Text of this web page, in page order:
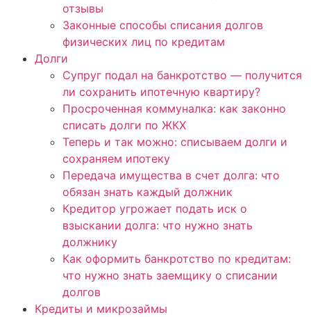
отзывы
Законные способы списания долгов
физических лиц по кредитам
Долги
Супруг подал на банкротство — получится
ли сохранить ипотечную квартиру?
Просроченная коммуналка: как законно
списать долги по ЖКХ
Теперь и так можно: списываем долги и
сохраняем ипотеку
Передача имущества в счет долга: что
обязан знать каждый должник
Кредитор угрожает подать иск о
взыскании долга: что нужно знать
должнику
Как оформить банкротство по кредитам:
что нужно знать заемщику о списании
долгов
Кредиты и микрозаймы